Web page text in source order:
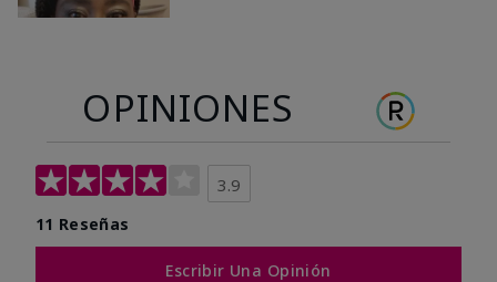
OPINIONES
3.9
11 Reseñas
Escribir Una Opinión